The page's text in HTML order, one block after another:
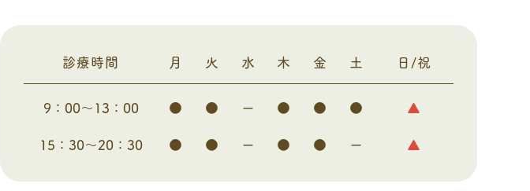
診療時間 月 火 水 木 金 土 日/祝
9：00～13：00 ● ● ー ● ● ●
▲
15：30～20：30
● ● ー ● ● ー ▲